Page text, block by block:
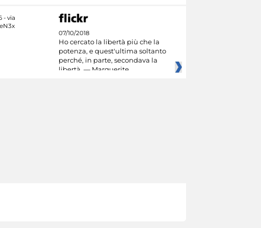
07/10/2018
Ho cercato la libertà più che la
potenza, e quest'ultima soltanto
perché, in parte, secondava la
libertà. — Marguerite